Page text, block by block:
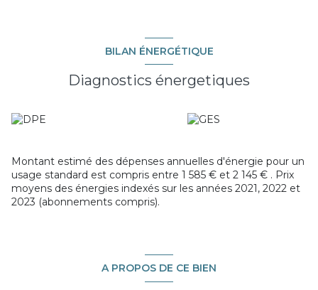
Les informations sur les risques auxquels ce bien est
exposé sont disponibles sur le site
Géorisques
BILAN ÉNERGÉTIQUE
Diagnostics énergetiques
Montant estimé des dépenses annuelles d'énergie pour un
usage standard est compris entre 1 585 € et 2 145 € . Prix
moyens des énergies indexés sur les années 2021, 2022 et
2023 (abonnements compris).
A PROPOS DE CE BIEN